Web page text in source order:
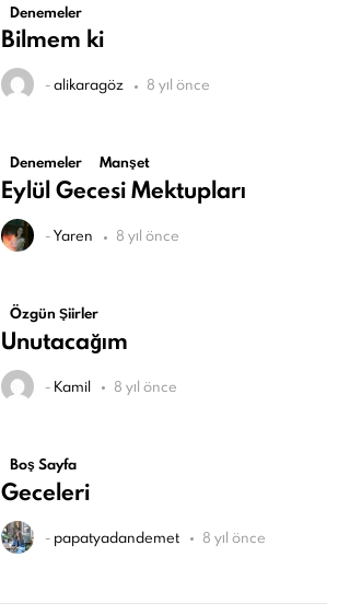
Denemeler
Bilmem ki
-alikaragöz 8 yıl önce
Denemeler Manşet
Eylül Gecesi Mektupları
-Yaren 8 yıl önce
Özgün Şiirler
Unutacağım
- Kamil 8 yıl önce
Boş Sayfa
Geceleri
- papatyadandemet 8 yıl önce